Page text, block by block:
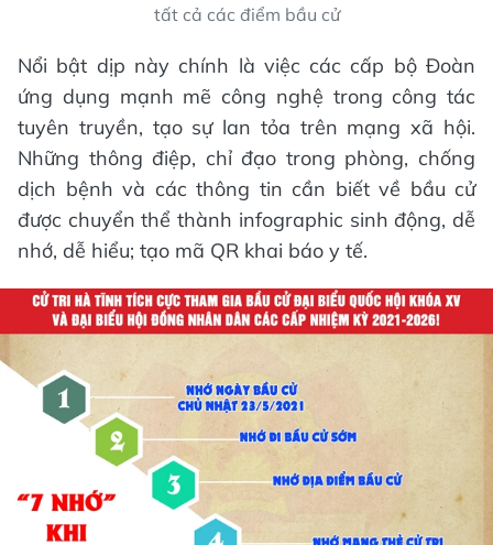
tất cả các điểm bầu cử
Nổi bật dịp này chính là việc các cấp bộ Đoàn
ứng dụng mạnh mẽ công nghệ trong công tác
tuyên truyền, tạo sự lan tỏa trên mạng xã hội.
Những thông điệp, chỉ đạo trong phòng, chống
dịch bệnh và các thông tin cần biết về bầu cử
được chuyển thể thành infographic sinh động, dễ
nhớ, dễ hiểu; tạo mã QR khai báo y tế.